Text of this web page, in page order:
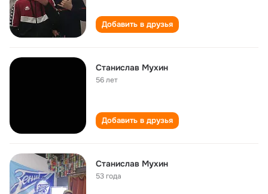
Добавить в друзья
Станислав Мухин
56 лет
Добавить в друзья
Станислав Мухин
53 года